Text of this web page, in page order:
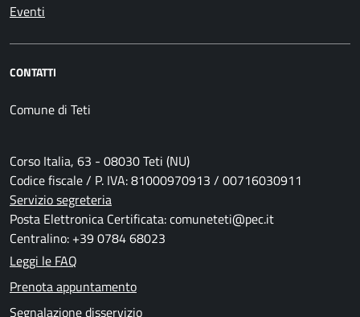
Eventi
CONTATTI
Comune di Teti
Corso Italia, 63 - 08030 Teti (NU)
Codice fiscale / P. IVA: 81000970913 / 00716030911
Servizio segreteria
Posta Elettronica Certificata: comuneteti@pec.it
Centralino: +39 0784 68023
Leggi le FAQ
Prenota appuntamento
Segnalazione disservizio